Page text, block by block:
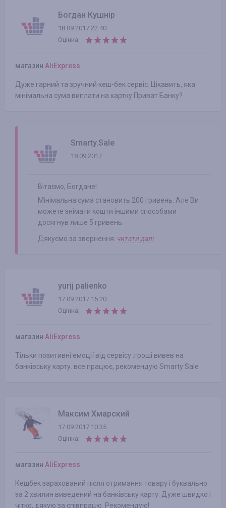
Богдан Кушнір
18.09.2017 22:40
Оцінка:
магазин AliExpress
Дуже гарний та зручний кеш-бек сервіс. Цікавить, яка
мінімальна сума виплати на картку Приват Банку?
Smarty.Sale
18.09.2017
Вітаємо, Богдане!
Мінімальна сума становить 200 гривень. Але Ви
можете знімати кошти іншими способами
досягнув лише 5 гривень.
Дякуємо за звернення. читати далі
yurij palienko
17.09.2017 15:20
Оцінка:
магазин AliExpress
Тільки позитивні емоції від сервісу .гроші вивев на
банківську карту. все працює, рекомендую Smarty Sale
Максим Хмарский
17.09.2017 10:35
Оцінка:
магазин AliExpress
Кешбек зарахований після отримання товару і буквально
за 2 хвилин виведений на банківську карту. Дуже швидко і
чітко, дякую за співпрацю. Рекомендую!